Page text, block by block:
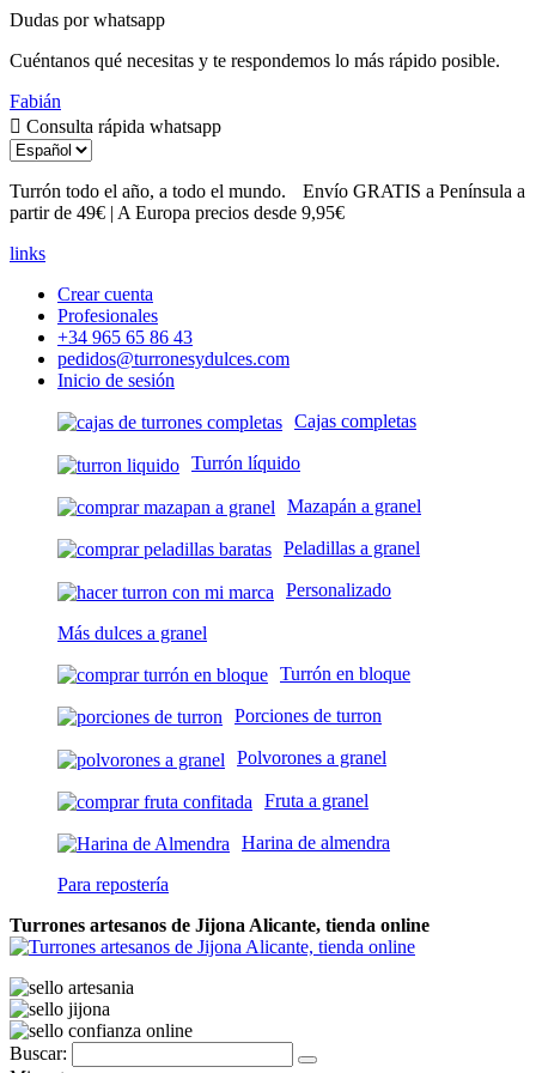
Dudas por whatsapp
Cuéntanos qué necesitas y te respondemos lo más rápido posible.
Fabián
Consulta rápida whatsapp
Turrón todo el año, a todo el mundo.
Envío GRATIS a Península
a partir de 49€ | A Europa precios desde 9,95€
links
Crear cuenta
Profesionales
+34 965 65 86 43
pedidos@turronesydulces.com
Inicio de sesión
Cajas completas
Turrón líquido
Mazapán a granel
Peladillas a granel
Personalizado
Más dulces a granel
Turrón en bloque
Porciones de turron
Polvorones a granel
Fruta a granel
Harina de almendra
Para repostería
Turrones artesanos de Jijona Alicante, tienda online
Buscar: